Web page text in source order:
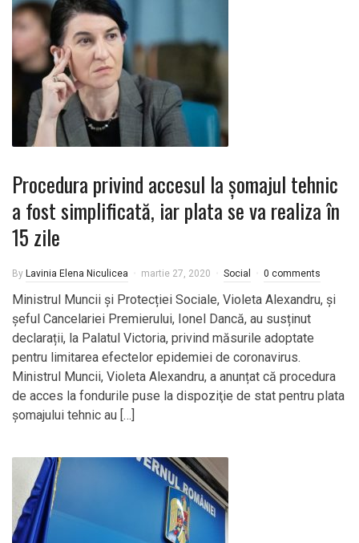
Procedura privind accesul la șomajul tehnic
a fost simplificată, iar plata se va realiza în
15 zile
By Lavinia Elena Niculicea martie 27, 2020 Social 0 comments
Ministrul Muncii și Protecției Sociale, Violeta Alexandru, și
șeful Cancelariei Premierului, Ionel Dancă, au susținut
declarații, la Palatul Victoria, privind măsurile adoptate
pentru limitarea efectelor epidemiei de coronavirus.
Ministrul Muncii, Violeta Alexandru, a anunțat că procedura
de acces la fondurile puse la dispoziţie de stat pentru plata
şomajului tehnic au […]